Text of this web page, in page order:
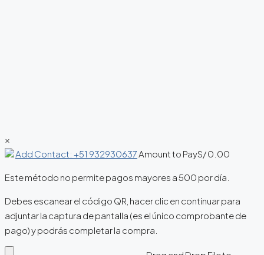
×
Add Contact: +51 932930637 Amount to PayS/0.00
Este método no permite pagos mayores a 500 por día.
Debes escanear el código QR, hacer clic en continuar para
adjuntar la captura de pantalla (es el único comprobante de
pago) y podrás completar la compra.